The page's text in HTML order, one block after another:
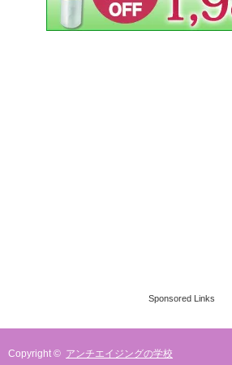
Sponsored Links
Copyright © アンチエイジングの学校